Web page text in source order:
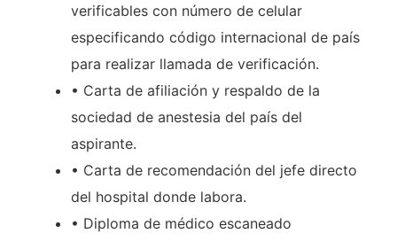
verificables con número de celular
especificando código internacional de país
para realizar llamada de verificación.
• Carta de afiliación y respaldo de la
sociedad de anestesia del país del
aspirante.
• Carta de recomendación del jefe directo
del hospital donde labora.
• Diploma de médico escaneado